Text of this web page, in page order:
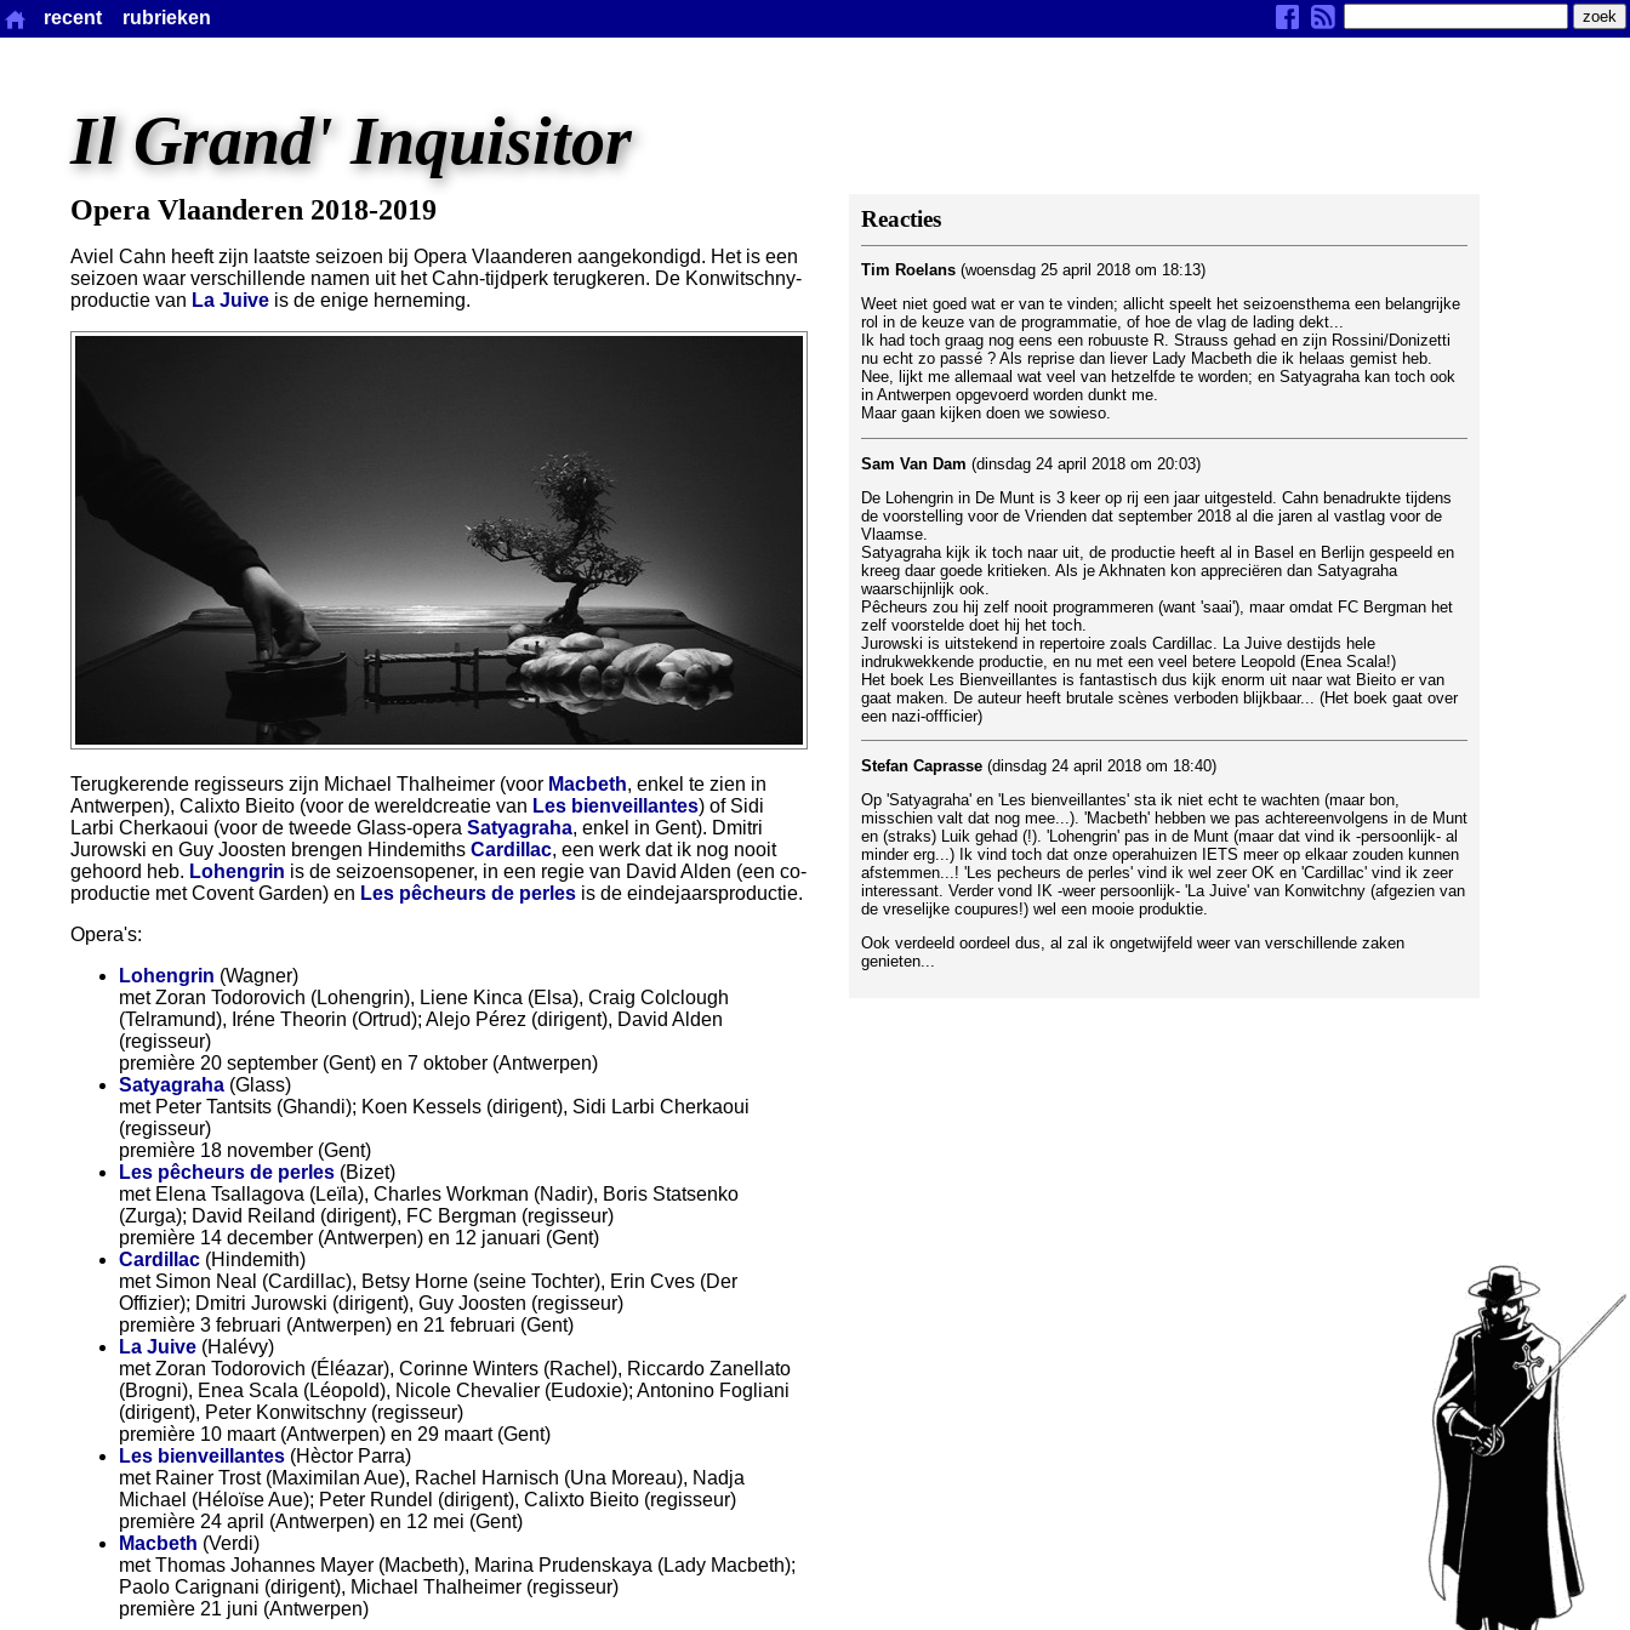
Il Grand' Inquisitor
Opera Vlaanderen 2018-2019
Aviel Cahn heeft zijn laatste seizoen bij Opera Vlaanderen aangekondigd. Het is een
seizoen waar verschillende namen uit het Cahn-tijdperk terugkeren. De Konwitschny-
productie van La Juive is de enige herneming.
Terugkerende regisseurs zijn Michael Thalheimer (voor Macbeth, enkel te zien in
Antwerpen), Calixto Bieito (voor de wereldcreatie van Les bienveillantes) of Sidi
Larbi Cherkaoui (voor de tweede Glass-opera Satyagraha, enkel in Gent). Dmitri
Jurowski en Guy Joosten brengen Hindemiths Cardillac, een werk dat ik nog nooit
gehoord heb. Lohengrin is de seizoensopener, in een regie van David Alden (een co-
productie met Covent Garden) en Les pêcheurs de perles is de eindejaarsproductie.
Opera's:
Lohengrin (Wagner)
met Zoran Todorovich (Lohengrin), Liene Kinca (Elsa), Craig Colclough
(Telramund), Iréne Theorin (Ortrud); Alejo Pérez (dirigent), David Alden
(regisseur)
première 20 september (Gent) en 7 oktober (Antwerpen)
Satyagraha (Glass)
met Peter Tantsits (Ghandi); Koen Kessels (dirigent), Sidi Larbi Cherkaoui
(regisseur)
première 18 november (Gent)
Les pêcheurs de perles (Bizet)
met Elena Tsallagova (Leïla), Charles Workman (Nadir), Boris Statsenko
(Zurga); David Reiland (dirigent), FC Bergman (regisseur)
première 14 december (Antwerpen) en 12 januari (Gent)
Cardillac (Hindemith)
met Simon Neal (Cardillac), Betsy Horne (seine Tochter), Erin Cves (Der
Offizier); Dmitri Jurowski (dirigent), Guy Joosten (regisseur)
première 3 februari (Antwerpen) en 21 februari (Gent)
La Juive (Halévy)
met Zoran Todorovich (Éléazar), Corinne Winters (Rachel), Riccardo Zanellato
(Brogni), Enea Scala (Léopold), Nicole Chevalier (Eudoxie); Antonino Fogliani
(dirigent), Peter Konwitschny (regisseur)
première 10 maart (Antwerpen) en 29 maart (Gent)
Les bienveillantes (Hèctor Parra)
met Rainer Trost (Maximilan Aue), Rachel Harnisch (Una Moreau), Nadja
Michael (Héloïse Aue); Peter Rundel (dirigent), Calixto Bieito (regisseur)
première 24 april (Antwerpen) en 12 mei (Gent)
Macbeth (Verdi)
met Thomas Johannes Mayer (Macbeth), Marina Prudenskaya (Lady Macbeth);
Paolo Carignani (dirigent), Michael Thalheimer (regisseur)
première 21 juni (Antwerpen)
Reacties
Tim Roelans (woensdag 25 april 2018 om 18:13)
Weet niet goed wat er van te vinden; allicht speelt het seizoensthema een belangrijke
rol in de keuze van de programmatie, of hoe de vlag de lading dekt...
Ik had toch graag nog eens een robuuste R. Strauss gehad en zijn Rossini/Donizetti
nu echt zo passé ? Als reprise dan liever Lady Macbeth die ik helaas gemist heb.
Nee, lijkt me allemaal wat veel van hetzelfde te worden; en Satyagraha kan toch ook
in Antwerpen opgevoerd worden dunkt me.
Maar gaan kijken doen we sowieso.
Sam Van Dam (dinsdag 24 april 2018 om 20:03)
De Lohengrin in De Munt is 3 keer op rij een jaar uitgesteld. Cahn benadrukte tijdens
de voorstelling voor de Vrienden dat september 2018 al die jaren al vastlag voor de
Vlaamse.
Satyagraha kijk ik toch naar uit, de productie heeft al in Basel en Berlijn gespeeld en
kreeg daar goede kritieken. Als je Akhnaten kon appreciëren dan Satyagraha
waarschijnlijk ook.
Pêcheurs zou hij zelf nooit programmeren (want 'saai'), maar omdat FC Bergman het
zelf voorstelde doet hij het toch.
Jurowski is uitstekend in repertoire zoals Cardillac. La Juive destijds hele
indrukwekkende productie, en nu met een veel betere Leopold (Enea Scala!)
Het boek Les Bienveillantes is fantastisch dus kijk enorm uit naar wat Bieito er van
gaat maken. De auteur heeft brutale scènes verboden blijkbaar... (Het boek gaat over
een nazi-offficier)
Stefan Caprasse (dinsdag 24 april 2018 om 18:40)
Op 'Satyagraha' en 'Les bienveillantes' sta ik niet echt te wachten (maar bon,
misschien valt dat nog mee...). 'Macbeth' hebben we pas achtereenvolgens in de Munt
en (straks) Luik gehad (!). 'Lohengrin' pas in de Munt (maar dat vind ik -persoonlijk- al
minder erg...) Ik vind toch dat onze operahuizen IETS meer op elkaar zouden kunnen
afstemmen...! 'Les pecheurs de perles' vind ik wel zeer OK en 'Cardillac' vind ik zeer
interessant. Verder vond IK -weer persoonlijk- 'La Juive' van Konwitchny (afgezien van
de vreselijke coupures!) wel een mooie produktie.
Ook verdeeld oordeel dus, al zal ik ongetwijfeld weer van verschillende zaken
genieten...
recent rubrieken